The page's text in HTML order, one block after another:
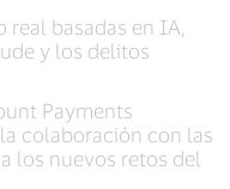
basadas en IA,
y los delitos
Payments
colaboración con las
los nuevos retos del